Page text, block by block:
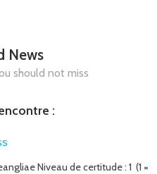
News
should not miss
:
Niveau de certitude : 1 (1 =